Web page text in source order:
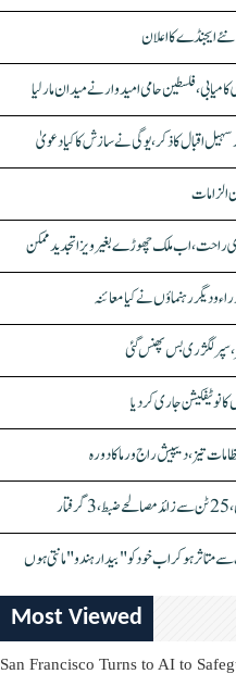
نئے ایجنڈے کا اعلان
فلسطین حامی امیدوار نے میدان مار لیا
اقبال کا ذکر، یوگی نے سازش کا کیا دعویٰ
الزامات
و دیگر رہنماؤں نے کیا معائنہ
سپر لگژری بس پھنس گئی
تیز، دیپیش راج ورما کا دورہ
متاثر ہو کر اب خود کو "بیدار ہندو" مانتی ہوں
Most Viewed
San Francisco Turns to AI to